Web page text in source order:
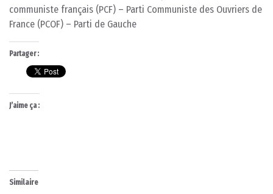
communiste français (PCF) – Parti Communiste des Ouvriers de
France (PCOF) – Parti de Gauche
Partager :
J’aime ça :
Similaire